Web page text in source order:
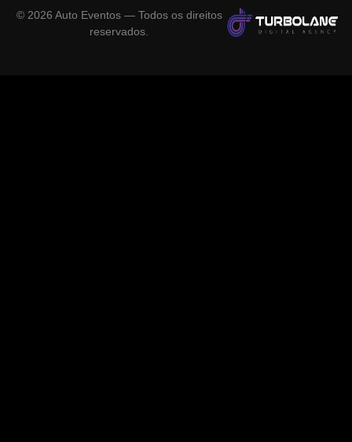
© 2026 Auto Eventos — Todos os direitos
reservados.